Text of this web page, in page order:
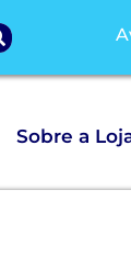
Sobre a